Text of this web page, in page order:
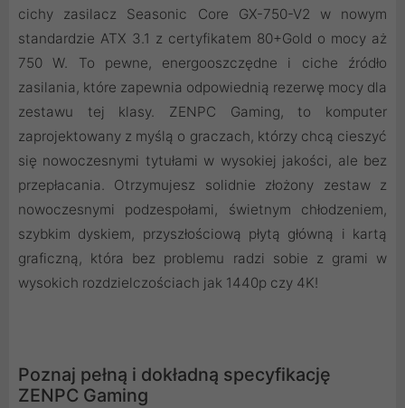
cichy zasilacz Seasonic Core GX-750-V2 w nowym
standardzie ATX 3.1 z certyfikatem 80+Gold o mocy aż
750 W. To pewne, energooszczędne i ciche źródło
zasilania, które zapewnia odpowiednią rezerwę mocy dla
zestawu tej klasy. ZENPC Gaming, to komputer
zaprojektowany z myślą o graczach, którzy chcą cieszyć
się nowoczesnymi tytułami w wysokiej jakości, ale bez
przepłacania. Otrzymujesz solidnie złożony zestaw z
nowoczesnymi podzespołami, świetnym chłodzeniem,
szybkim dyskiem, przyszłościową płytą główną i kartą
graficzną, która bez problemu radzi sobie z grami w
wysokich rozdzielczościach jak 1440p czy 4K!
Poznaj pełną i dokładną specyfikację
ZENPC Gaming